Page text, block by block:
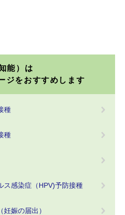
能）は
ジをおすすめします
種
種
ス感染症（HPV)予防接種
娠の届出）